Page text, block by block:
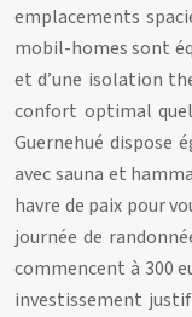
emplacements
mobil-homes sont
et d’une isolation
confort optimal
Guernehué dispose
avec sauna et
havre de paix pour
journée de
commencent à 300
investissement